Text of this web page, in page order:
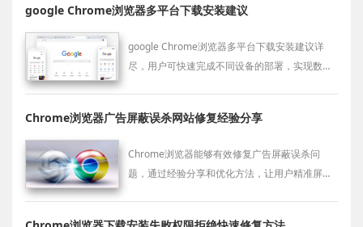
google Chrome浏览器多平台下载安装建议
google Chrome浏览器多平台下载安装建议详
尽，用户可快速完成不同设备的部署，实现数据
Chrome浏览器广告屏蔽误杀网站修复经验分享
Chrome浏览器能够有效修复广告屏蔽误杀问
题，通过经验分享和优化方法，让用户精准屏蔽